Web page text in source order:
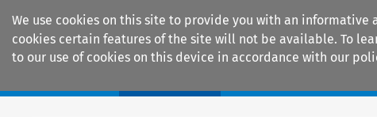
We use cookies on this site to provide you with an
cookies certain features of the site will not be available. To
to our use of cookies on this device in accordance with our